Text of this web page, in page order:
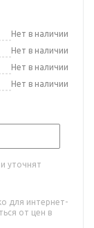
Нет в наличии
Нет в наличии
Нет в наличии
Нет в наличии
уточнят
для интернет-
от цен в